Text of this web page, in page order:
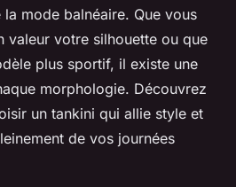
mode balnéaire. Que vous
valeur votre silhouette ou que
plus sportif, il existe une
morphologie. Découvrez
un tankini qui allie style et
de vos journées